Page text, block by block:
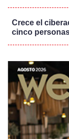
Crece el
cinco